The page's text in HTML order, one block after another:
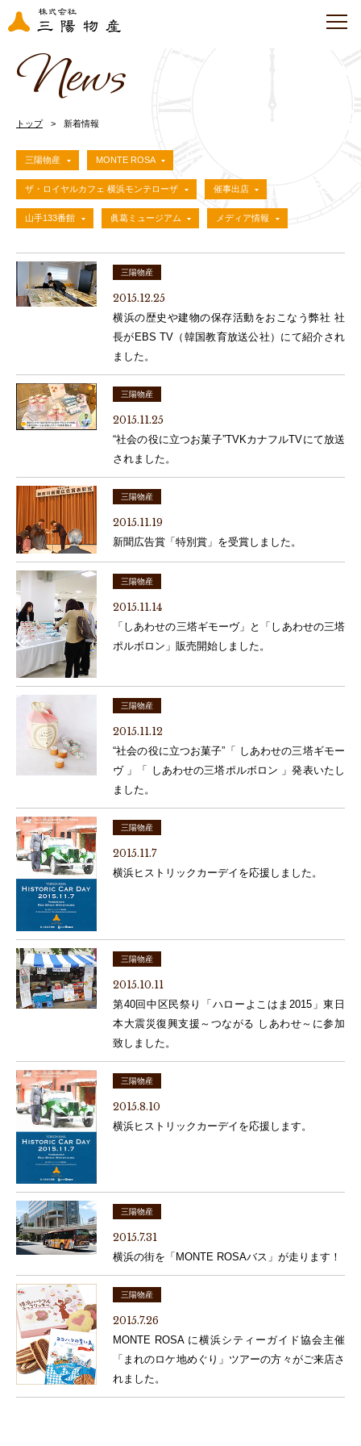
News
トップ 新着情報
三陽物産 MONTE ROSA
ザ・ロイヤルカフェ 横浜モンテローザ 催事出店
山手133番館 眞葛ミュージアム メディア情報
三陽物産
2015.12.25
横浜の歴史や建物の保存活動をおこなう弊社 社
長がEBS TV（韓国教育放送公社）にて紹介され
ました。
三陽物産
2015.11.25
“社会の役に立つお菓子”TVKカナフルTVにて放送
されました。
三陽物産
2015.11.19
新聞広告賞「特別賞」を受賞しました。
三陽物産
2015.11.14
「しあわせの三塔ギモーヴ」と「しあわせの三塔
ポルボロン」販売開始しました。
三陽物産
2015.11.12
“社会の役に立つお菓子”「 しあわせの三塔ギモー
ヴ 」「 しあわせの三塔ポルボロン 」発表いたし
ました。
三陽物産
2015.11.7
横浜ヒストリックカーデイを応援しました。
三陽物産
2015.10.11
第40回中区民祭り「ハローよこはま2015」東日
本大震災復興支援～つながる しあわせ～に参加
致しました。
三陽物産
2015.8.10
横浜ヒストリックカーデイを応援します。
三陽物産
2015.7.31
横浜の街を「MONTE ROSAバス」が走ります！
三陽物産
2015.7.26
MONTE ROSA に横浜シティーガイド協会主催
「まれのロケ地めぐり」ツアーの方々がご来店さ
れました。